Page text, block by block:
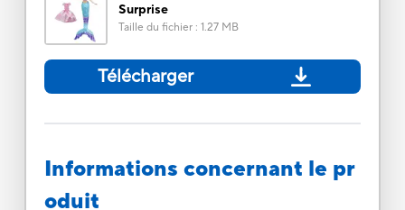
Surprise
Taille du fichier: 1.27 MB
Télécharger
Informations concernant le pr
oduit